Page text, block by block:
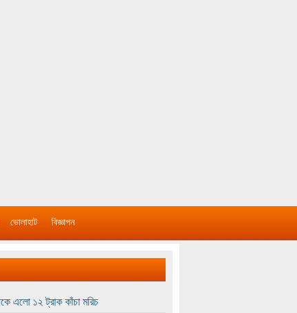
ভোলাহাট বিজ্ঞাপন
এলো ১২ ট্রাক কাঁচা মরিচ